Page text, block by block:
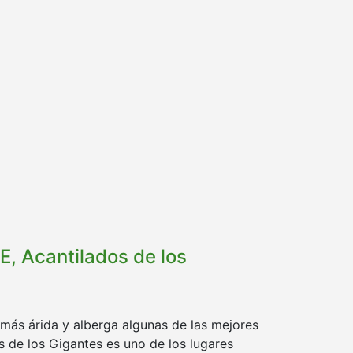
Acantilados de los
árida y alberga algunas de las mejores
de los Gigantes es uno de los lugares